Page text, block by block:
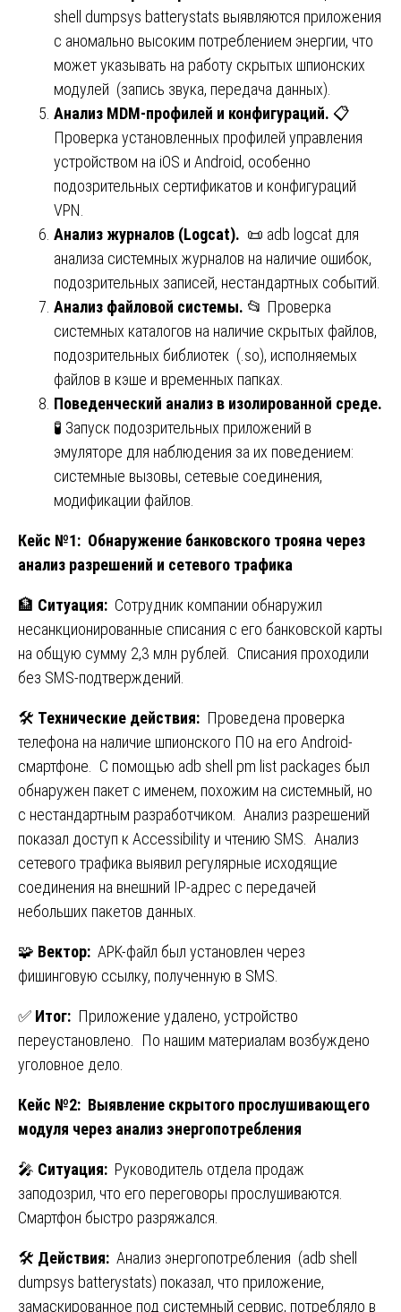
shell dumpsys batterystats выявляются приложения
с аномально высоким потреблением энергии, что
может указывать на работу скрытых шпионских
модулей (запись звука, передача данных).
Анализ MDM-профилей и конфигураций. 📋
Проверка установленных профилей управления
устройством на iOS и Android, особенно
подозрительных сертификатов и конфигураций
VPN.
Анализ журналов (Logcat). 📜 adb logcat для
анализа системных журналов на наличие ошибок,
подозрительных записей, нестандартных событий.
Анализ файловой системы. 📂 Проверка
системных каталогов на наличие скрытых файлов,
подозрительных библиотек (.so), исполняемых
файлов в кэше и временных папках.
Поведенческий анализ в изолированной среде.
🧪 Запуск подозрительных приложений в
эмуляторе для наблюдения за их поведением:
системные вызовы, сетевые соединения,
модификации файлов.
Кейс №1: Обнаружение банковского трояна через
анализ разрешений и сетевого трафика
🏦 Ситуация: Сотрудник компании обнаружил
несанкционированные списания с его банковской карты
на общую сумму 2,3 млн рублей. Списания проходили
без SMS-подтверждений.
🛠️ Технические действия: Проведена проверка
телефона на наличие шпионского ПО на его Android-
смартфоне. С помощью adb shell pm list packages был
обнаружен пакет с именем, похожим на системный, но
с нестандартным разработчиком. Анализ разрешений
показал доступ к Accessibility и чтению SMS. Анализ
сетевого трафика выявил регулярные исходящие
соединения на внешний IP-адрес с передачей
небольших пакетов данных.
🧩 Вектор: APK-файл был установлен через
фишинговую ссылку, полученную в SMS.
✅ Итог: Приложение удалено, устройство
переустановлено. По нашим материалам возбуждено
уголовное дело.
Кейс №2: Выявление скрытого прослушивающего
модуля через анализ энергопотребления
🎤 Ситуация: Руководитель отдела продаж
заподозрил, что его переговоры прослушиваются.
Смартфон быстро разряжался.
🛠️ Действия: Анализ энергопотребления (adb shell
dumpsys batterystats) показал, что приложение,
замаскированное под системный сервис, потребляло в